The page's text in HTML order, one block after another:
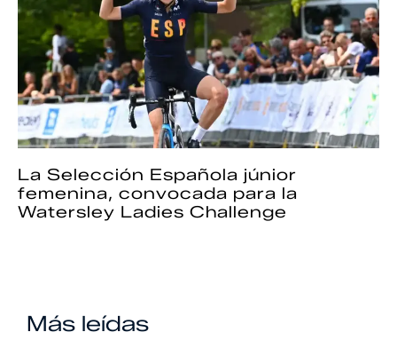
La Selección Española júnior
femenina, convocada para la
Watersley Ladies Challenge
Más leídas